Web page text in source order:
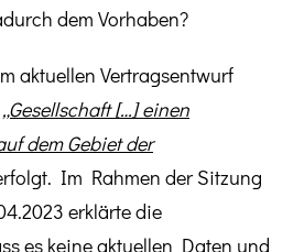
dem Vorhaben?
aktuellen Vertragsentwurf
„Gesellschaft […] einen
dem Gebiet der
Im Rahmen der Sitzung
erklärte die
es keine aktuellen Daten und